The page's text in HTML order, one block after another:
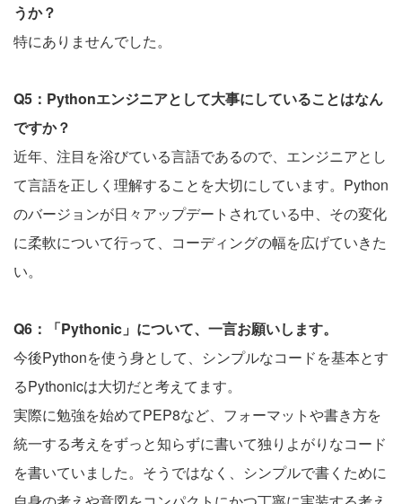
うか？
特にありませんでした。
Q5：Pythonエンジニアとして大事にしていることはなん
ですか？
近年、注目を浴びている言語であるので、エンジニアとし
て言語を正しく理解することを大切にしています。Python
のバージョンが日々アップデートされている中、その変化
に柔軟について行って、コーディングの幅を広げていきた
い。
Q6：「Pythonic」について、一言お願いします。
今後Pythonを使う身として、シンプルなコードを基本とす
るPythonicは大切だと考えてます。
実際に勉強を始めてPEP8など、フォーマットや書き方を
統一する考えをずっと知らずに書いて独りよがりなコード
を書いていました。そうではなく、シンプルで書くために